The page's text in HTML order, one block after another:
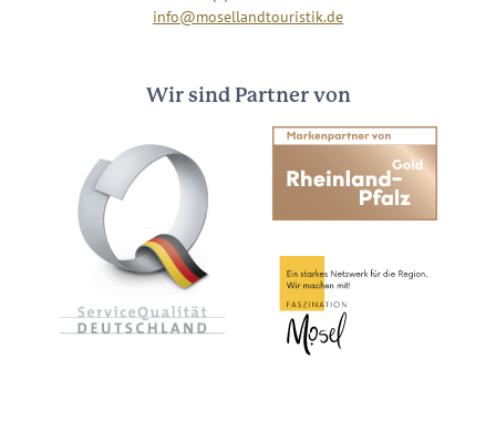
info@mosellandtouristik.de
Wir sind Partner von